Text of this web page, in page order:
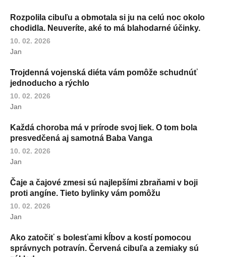
Rozpolila cibuľu a obmotala si ju na celú noc okolo
chodidla. Neuveríte, aké to má blahodarné účinky.
10. 02. 2026
Jan
Trojdenná vojenská diéta vám pomôže schudnúť
jednoducho a rýchlo
10. 02. 2026
Jan
Každá choroba má v prírode svoj liek. O tom bola
presvedčená aj samotná Baba Vanga
10. 02. 2026
Jan
Čaje a čajové zmesi sú najlepšími zbraňami v boji
proti angíne. Tieto bylinky vám pomôžu
10. 02. 2026
Jan
Ako zatočiť s bolesťami kĺbov a kostí pomocou
správnych potravín. Červená cibuľa a zemiaky sú